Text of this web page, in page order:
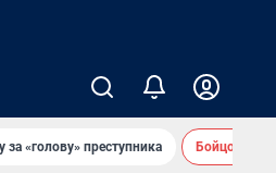
за «голову» преступника Бойцовский